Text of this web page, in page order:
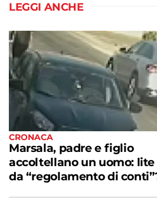
LEGGI ANCHE
CRONACA
Marsala, padre e figlio
accoltellano un uomo:
da “regolamento di